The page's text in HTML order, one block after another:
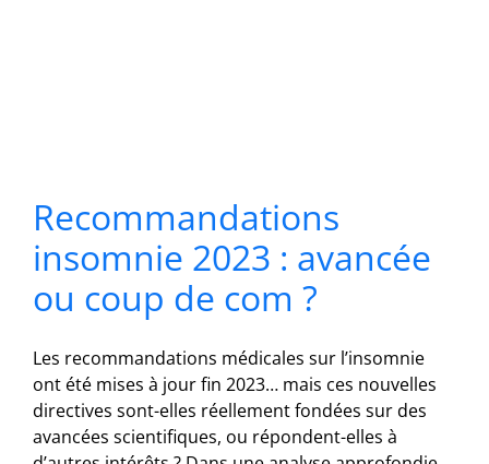
Recommandations
insomnie 2023 : avancée
ou coup de com ?
Les recommandations médicales sur l’insomnie
ont été mises à jour fin 2023… mais ces nouvelles
directives sont-elles réellement fondées sur des
avancées scientifiques, ou répondent-elles à